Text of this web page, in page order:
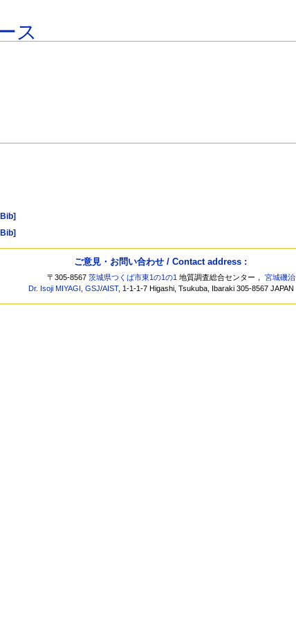
ス
ご意見・お問い合わせ / Contact address :
〒305-8567茨城県つくば市東1の1の1 地質調査総合センター，宮城磯治
Dr. Isoji MIYAGI
,GSJ/AIST, 1-1-1-7 Higashi, Tsukuba, Ibaraki 305-8567 JAPAN